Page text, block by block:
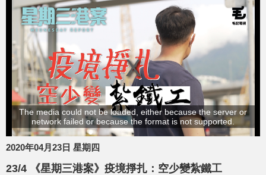
The media could not be loaded, either because the server or
network failed or because the format is not supported.
2020年04月23日 星期四
23/4 《星期三港案》疫境掙扎：空少變紮鐵工